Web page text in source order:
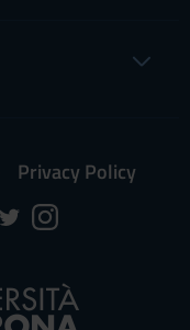
Privacy Policy